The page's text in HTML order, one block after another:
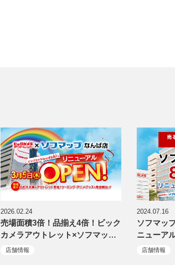
2026.02.24
売場面積3倍！品揃え4倍！ビック
カメラアウトレット×ソフマッ…
店舗情報
2024.07.16
ソフマッ
ニューア
店舗情報